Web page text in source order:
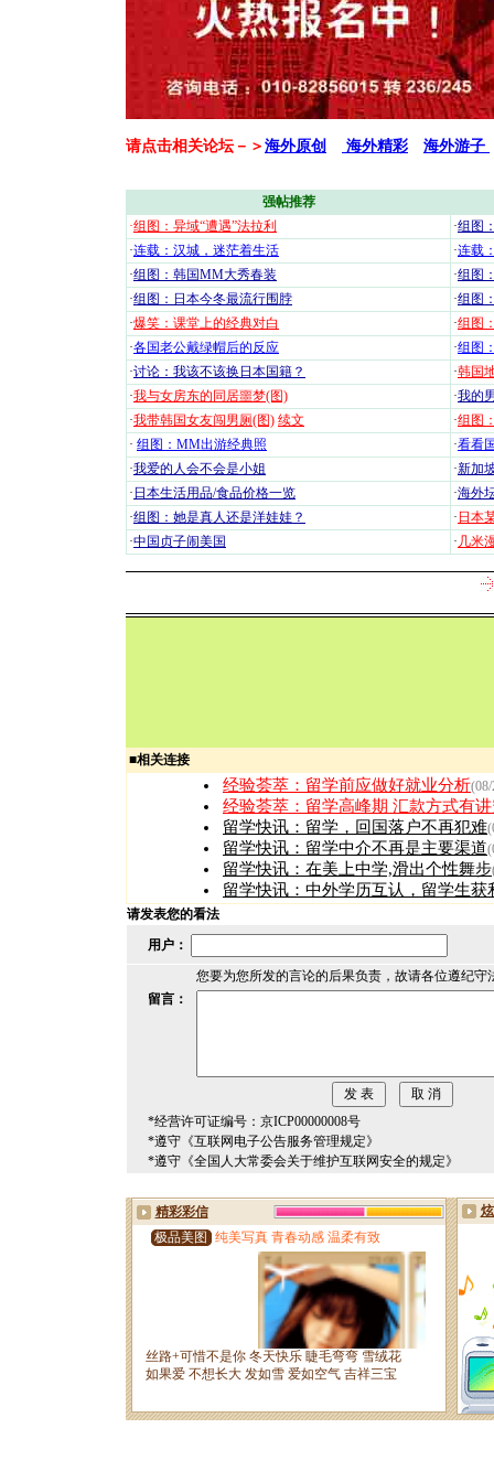
请点击相关论坛－＞ 海外原创 海外精彩 海外游子
强帖推荐
·组图：异域“遭遇”法拉利 ·组图
·连载：汉城，迷茫着生活 ·连载
·组图：韩国MM大秀春装 ·组图
·组图：日本今冬最流行围脖 ·组图
·爆笑：课堂上的经典对白 ·组图
·各国老公戴绿帽后的反应 ·组图
·讨论：我该不该换日本国籍？ ·韩国
·我与女房东的同居噩梦(图) ·我的
·我带韩国女友闯男厕(图) 续文 ·组图
· 组图：MM出游经典照 ·看看
·我爱的人会不会是小姐 ·新加
· 日本生活用品/食品价格一览 ·海外
·组图：她是真人还是洋娃娃？ · 日本
·中国贞子闹美国 · 几米
■相关连接
经验荟萃： 留学前应做好就业分析
经验荟萃： 留学高峰期 汇款方式有
留学快讯： 留学，回国落户不再犯难
留学快讯： 留学中介不再是主要渠道
留学快讯： 在美上中学,滑出个性舞步
留学快讯： 中外学历互认，留学生获
请发表您的看法
用户：
您要为您所发的言论的后果负责，故请各位遵纪守
留言：
*经营许可证编号：京ICP00000008号
*遵守《互联网电子公告服务管理规定》
*遵守《全国人大常委会关于维护互联网安全的规定》